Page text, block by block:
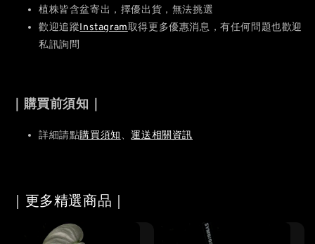
植株皆含盆寄出，擇優出貨，無法挑選
歡迎追蹤Instagram取得更多優惠消息，有任何問題也歡迎
私訊詢問
｜購買前須知｜
詳細請點購買須知、運送相關資訊
｜更多精選商品｜